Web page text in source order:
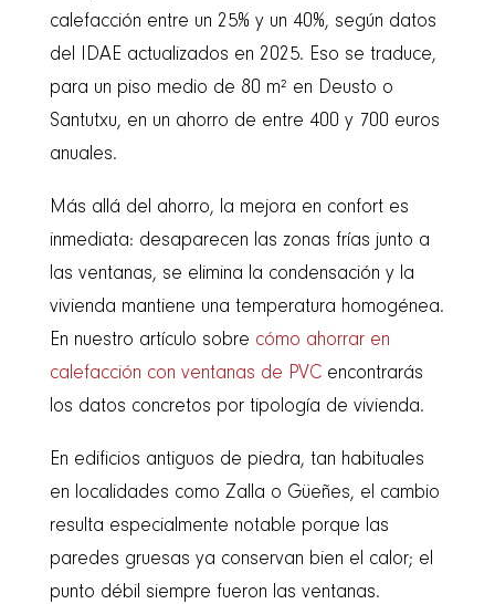
calefacción entre un 25% y un 40%, según datos
del IDAE actualizados en 2025. Eso se traduce,
para un piso medio de 80 m² en Deusto o
Santutxu, en un ahorro de entre 400 y 700 euros
anuales.
Más allá del ahorro, la mejora en confort es
inmediata: desaparecen las zonas frías junto a
las ventanas, se elimina la condensación y la
vivienda mantiene una temperatura homogénea.
En nuestro artículo sobre cómo ahorrar en
calefacción con ventanas de PVCencontrarás
los datos concretos por tipología de vivienda.
En edificios antiguos de piedra, tan habituales
en localidades como Zalla o Güeñes, el cambio
resulta especialmente notable porque las
paredes gruesas ya conservan bien el calor; el
punto débil siempre fueron las ventanas.